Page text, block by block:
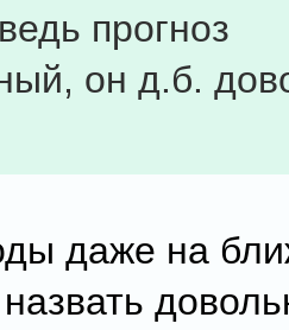
прогноз
он д.б.
даже на